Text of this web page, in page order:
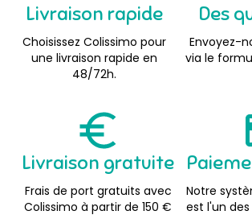
Livraison rapide
Choisissez Colissimo pour
une livraison rapide en
48/72h.
Des
Envoyez-
via le
Livraison gratuite
Frais de port gratuits avec
Colissimo à partir de 150 €
Notre
est l'un